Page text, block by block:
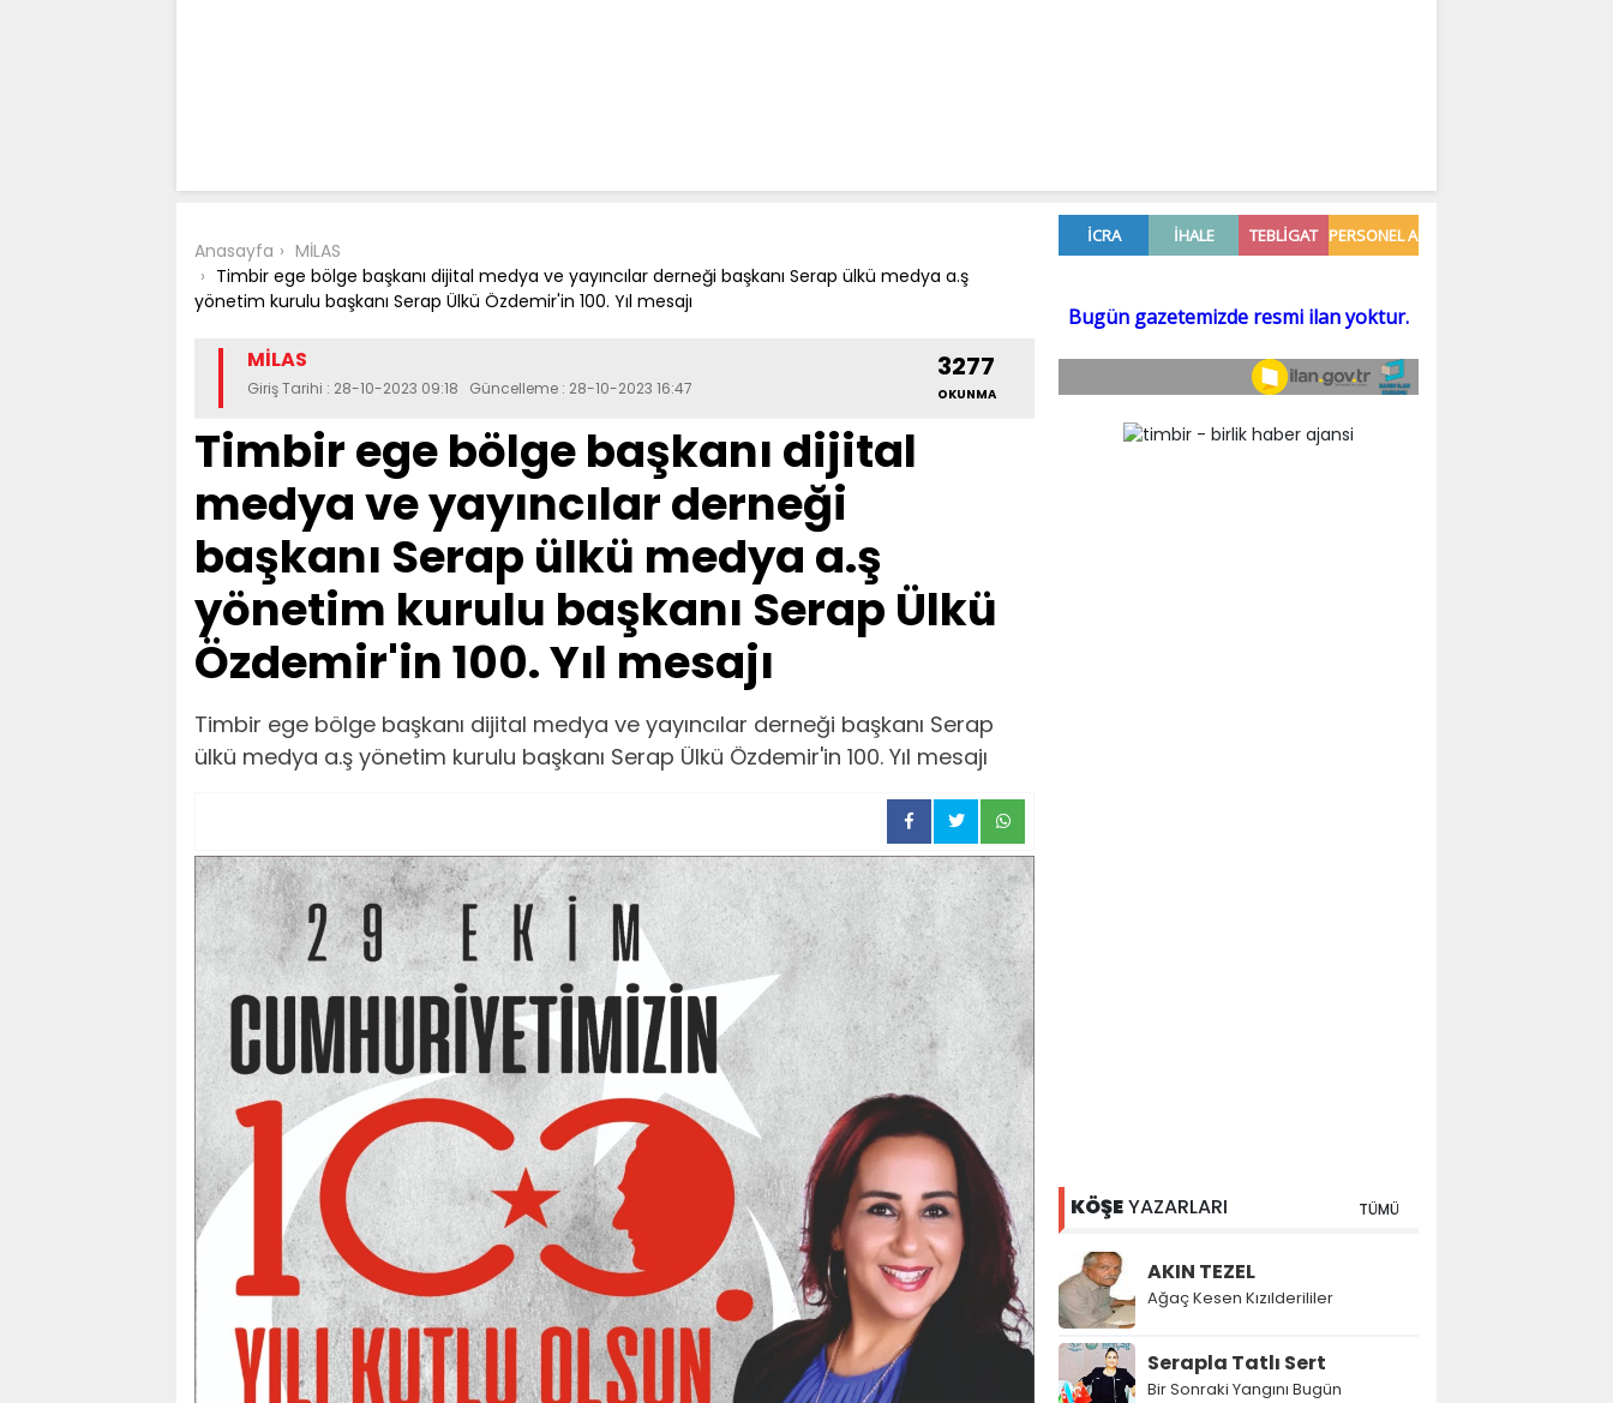
Anasayfa
MİLAS
Timbir ege bölge başkanı dijital medya ve yayıncılar derneği başkanı Serap ülkü medya a.ş
yönetim kurulu başkanı Serap Ülkü Özdemir'in 100. Yıl mesajı
MİLAS
Giriş Tarihi : 28-10-2023 09:18 Güncelleme : 28-10-2023 16:47
3277
OKUNMA
Timbir ege bölge başkanı dijital
medya ve yayıncılar derneği
başkanı Serap ülkü medya a.ş
yönetim kurulu başkanı Serap Ülkü
Özdemir'in 100. Yıl mesajı
Timbir ege bölge başkanı dijital medya ve yayıncılar derneği başkanı Serap
ülkü medya a.ş yönetim kurulu başkanı Serap Ülkü Özdemir'in 100. Yıl mesajı
KÖŞEYAZARLARI TÜMÜ
AKIN TEZEL
Ağaç Kesen Kızılderililer
Serapla Tatlı Sert
Bir Sonraki Yangını Bugün